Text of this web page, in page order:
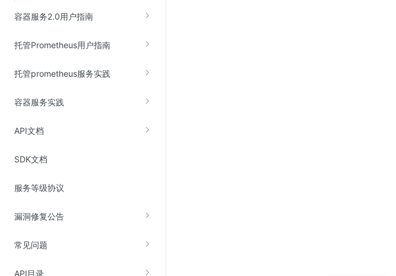
容器服务2.0用户指南
托管Prometheus用户指南
托管prometheus服务实践
容器服务实践
API文档
SDK文档
服务等级协议
漏洞修复公告
常见问题
API目录